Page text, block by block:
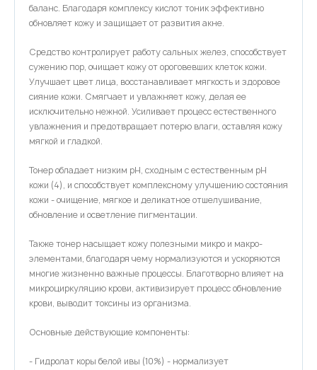
баланс. Благодаря комплексу кислот тоник эффективно
обновляет кожу и защищает от развития акне.
Средство контролирует работу сальных желез, способствует
сужению пор, очищает кожу от ороговевших клеток кожи.
Улучшает цвет лица, восстанавливает мягкость и здоровое
сияние кожи. Смягчает и увлажняет кожу, делая ее
исключительно нежной. Усиливает процесс естественного
увлажнения и предотвращает потерю влаги, оставляя кожу
мягкой и гладкой.
Тонер обладает низким pH, сходным с естественным pH
кожи (4), и способствует комплексному улучшению состояния
кожи - очищение, мягкое и деликатное отшелушивание,
обновление и осветление пигментации.
Также тонер насыщает кожу полезными микро и макро-
элементами, благодаря чему нормализуются и ускоряются
многие жизненно важные процессы. Благотворно влияет на
микроциркуляцию крови, активизирует процесс обновление
крови, выводит токсины из организма.
Основные действующие компоненты:
- Гидролат коры белой ивы (10%) - нормализует